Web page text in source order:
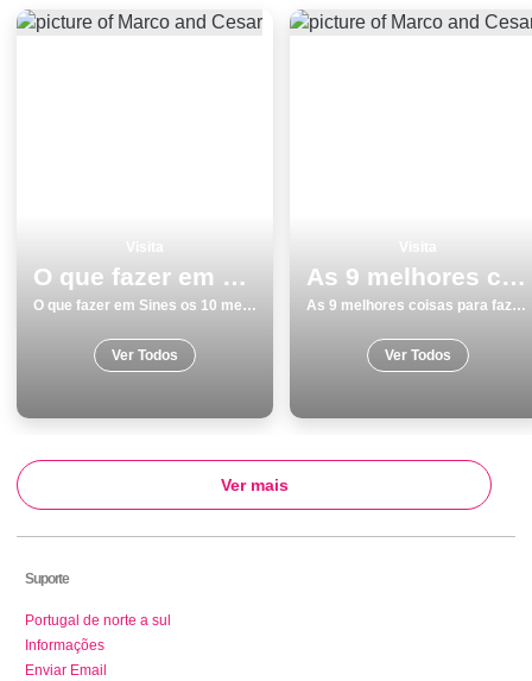
O que fazer em Sines os 10 melhores lugares para visitar
O que fazer em Sines os 10 melhores lugares para visitar
Ver Todos
As 9 melhores coisas para fazer e visitar em Sines
As 9 melhores coisas para fazer e visitar em Sines
Ver Todos
Ver mais
Suporte
Portugal de norte a sul
Informações
Enviar Email